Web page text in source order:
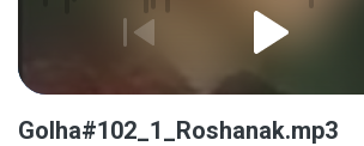
Golha#102_1_Roshanak.mp3